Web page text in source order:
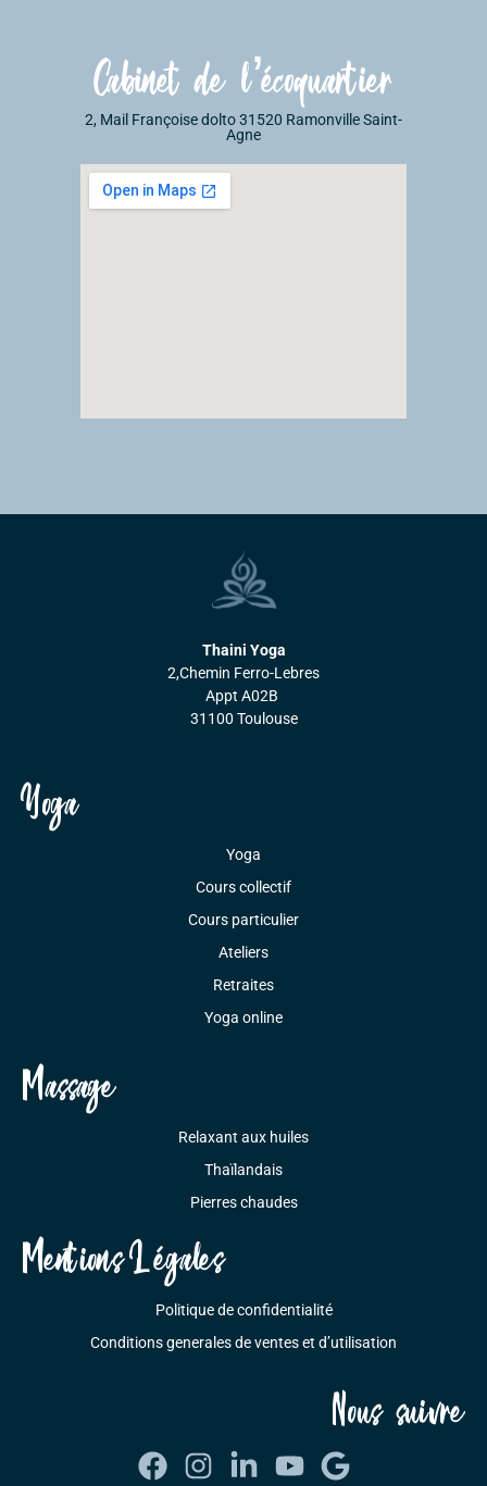
Cabinet de l’écoquartier
2, Mail Françoise dolto 31520 Ramonville Saint-
Agne
Thaini Yoga
2,Chemin Ferro-Lebres
Appt A02B
31100 Toulouse
Yoga
Yoga
Cours collectif
Cours particulier
Ateliers
Retraites
Yoga online
Massage
Relaxant aux huiles
Thaïlandais
Pierres chaudes
Mentions Légales
Politique de confidentialité
Conditions generales de ventes et d’utilisation
Nous suivre